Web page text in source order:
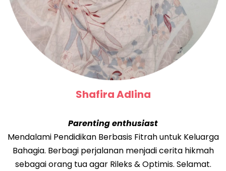
Shafira Adlina
Parenting enthusiast
Mendalami Pendidikan Berbasis Fitrah untuk Keluarga
Bahagia. Berbagi perjalanan menjadi cerita hikmah
sebagai orang tua agar Rileks & Optimis. Selamat.